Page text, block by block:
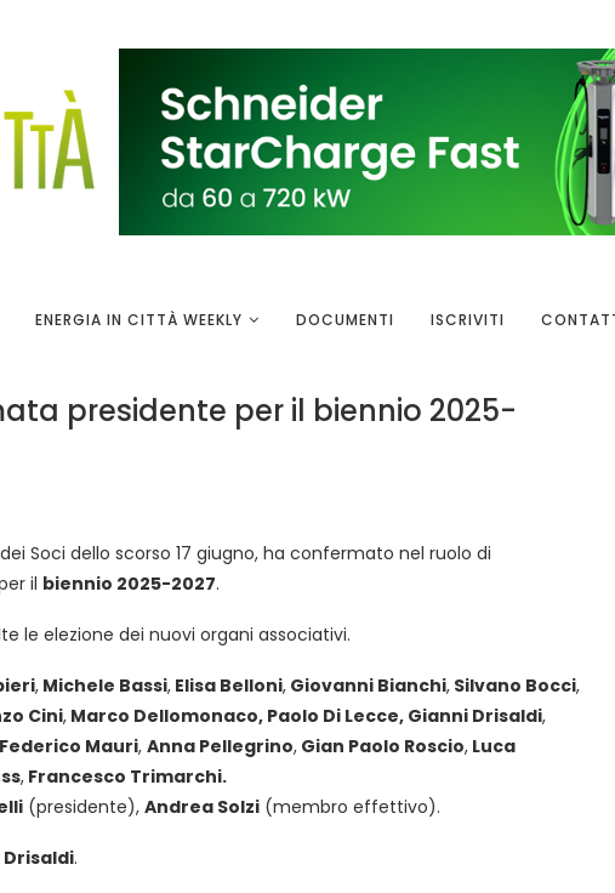
ENERGIA IN CITTÀ WEEKLY DOCUMENTI ISCRIVITI
presidente per il biennio 2025-
Soci dello scorso 17 giugno, ha confermato nel ruolo di
il biennio 2025-2027.
le elezione dei nuovi organi associativi.
, Michele Bassi, Elisa Belloni, Giovanni Bianchi, Silvano Bocci,
Cini, Marco Dellomonaco, Paolo Di Lecce, Gianni Drisaldi,
Federico Mauri, Anna Pellegrino, Gian Paolo Roscio, Luca
, Francesco Trimarchi.
(presidente), Andrea Solzi (membro effettivo).
Drisaldi.